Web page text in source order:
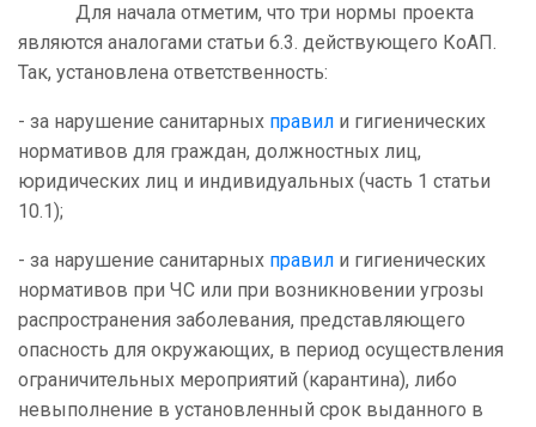
Для начала отметим, что три нормы проекта
являются аналогами статьи 6.3. действующего КоАП.
Так, установлена ответственность:
- за нарушение санитарных правил и гигиенических
нормативов для граждан, должностных лиц,
юридических лиц и индивидуальных (часть 1 статьи
10.1);
- за нарушение санитарных правил и гигиенических
нормативов при ЧС или при возникновении угрозы
распространения заболевания, представляющего
опасность для окружающих, в период осуществления
ограничительных мероприятий (карантина), либо
невыполнение в установленный срок выданного в